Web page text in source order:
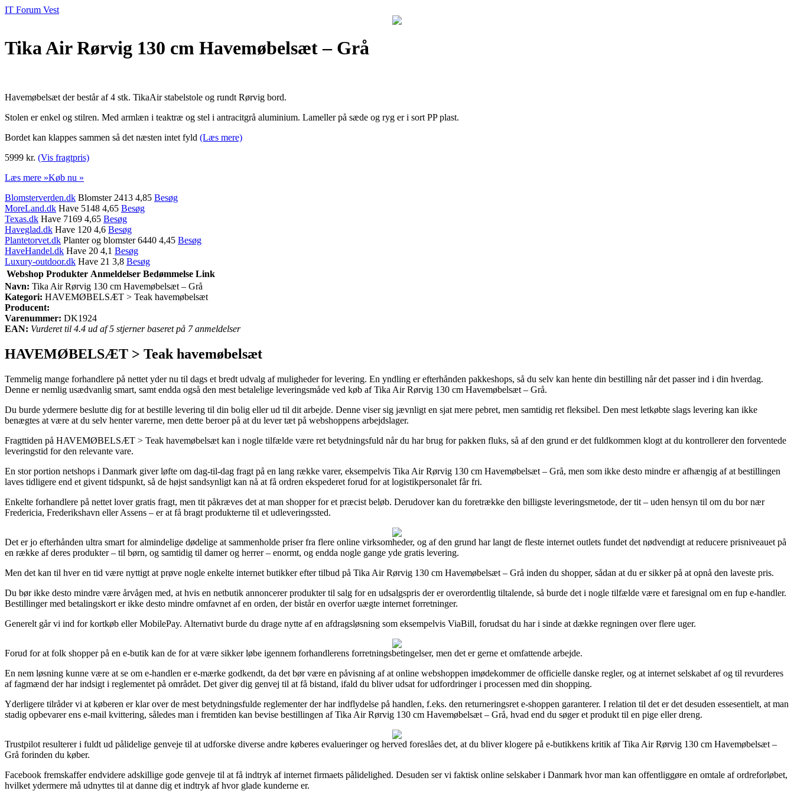
IT Forum Vest
Tika Air Rørvig 130 cm Havemøbelsæt – Grå
Havemøbelsæt der består af 4 stk. TikaAir stabelstole og rundt Rørvig bord.
Stolen er enkel og stilren. Med armlæn i teaktræ og stel i antracitgrå aluminium. Lameller på sæde og ryg er i sort PP plast.
Bordet kan klappes sammen så det næsten intet fyld (Læs mere)
5999 kr. (Vis fragtpris)
Læs mere »Køb nu »
Blomsterverden.dk Blomster 2413 4,85 Besøg
MoreLand.dk Have 5148 4,65 Besøg
Texas.dk Have 7169 4,65 Besøg
Haveglad.dk Have 120 4,6 Besøg
Plantetorvet.dk Planter og blomster 6440 4,45 Besøg
HaveHandel.dk Have 20 4,1 Besøg
Luxury-outdoor.dk Have 21 3,8 Besøg
Webshop Produkter Anmeldelser Bedømmelse Link
Navn: Tika Air Rørvig 130 cm Havemøbelsæt – Grå
Kategori: HAVEMØBELSÆT > Teak havemøbelsæt
Producent:
Varenummer: DK1924
EAN: Vurderet til 4.4 ud af 5 stjerner baseret på 7 anmeldelser
HAVEMØBELSÆT > Teak havemøbelsæt
Temmelig mange forhandlere på nettet yder nu til dags et bredt udvalg af muligheder for levering. En yndling er efterhånden pakkeshops, så du selv kan hente din bestilling når det passer ind i din hverdag.
Denne er nemlig usædvanlig smart, samt endda også den mest betalelige leveringsmåde ved køb af Tika Air Rørvig 130 cm Havemøbelsæt – Grå.
Du burde ydermere beslutte dig for at bestille levering til din bolig eller ud til dit arbejde. Denne viser sig jævnligt en sjat mere pebret, men samtidig ret fleksibel. Den mest letkøbte slags levering kan ikke
benægtes at være at du selv henter varerne, men dette beroer på at du lever tæt på webshoppens arbejdslager.
Fragttiden på HAVEMØBELSÆT > Teak havemøbelsæt kan i nogle tilfælde være ret betydningsfuld når du har brug for pakken fluks, så af den grund er det fuldkommen klogt at du kontrollerer den forventede
leveringstid for den relevante vare.
En stor portion netshops i Danmark giver løfte om dag-til-dag fragt på en lang række varer, eksempelvis Tika Air Rørvig 130 cm Havemøbelsæt – Grå, men som ikke desto mindre er afhængig af at bestillingen
laves tidligere end et givent tidspunkt, så de højst sandsynligt kan nå at få ordren ekspederet forud for at logistikpersonalet får fri.
Enkelte forhandlere på nettet lover gratis fragt, men tit påkræves det at man shopper for et præcist beløb. Derudover kan du foretrække den billigste leveringsmetode, der tit – uden hensyn til om du bor nær
Fredericia, Frederikshavn eller Assens – er at få bragt produkterne til et udleveringssted.
Det er jo efterhånden ultra smart for almindelige dødelige at sammenholde priser fra flere online virksomheder, og af den grund har langt de fleste internet outlets fundet det nødvendigt at reducere prisniveauet på
en række af deres produkter – til børn, og samtidig til damer og herrer – enormt, og endda nogle gange yde gratis levering.
Men det kan til hver en tid være nyttigt at prøve nogle enkelte internet butikker efter tilbud på Tika Air Rørvig 130 cm Havemøbelsæt – Grå inden du shopper, sådan at du er sikker på at opnå den laveste pris.
Du bør ikke desto mindre være årvågen med, at hvis en netbutik annoncerer produkter til salg for en udsalgspris der er overordentlig tiltalende, så burde det i nogle tilfælde være et faresignal om en fup e-handler.
Bestillinger med betalingskort er ikke desto mindre omfavnet af en orden, der bistår en overfor uægte internet forretninger.
Generelt går vi ind for kortkøb eller MobilePay. Alternativt burde du drage nytte af en afdragsløsning som eksempelvis ViaBill, forudsat du har i sinde at dække regningen over flere uger.
Forud for at folk shopper på en e-butik kan de for at være sikker løbe igennem forhandlerens forretningsbetingelser, men det er gerne et omfattende arbejde.
En nem løsning kunne være at se om e-handlen er e-mærke godkendt, da det bør være en påvisning af at online webshoppen imødekommer de officielle danske regler, og at internet selskabet af og til revurderes
af fagmænd der har indsigt i reglementet på området. Det giver dig genvej til at få bistand, ifald du bliver udsat for udfordringer i processen med din shopping.
Yderligere tilråder vi at køberen er klar over de mest betydningsfulde reglementer der har indflydelse på handlen, f.eks. den returneringsret e-shoppen garanterer. I relation til det er det desuden essesentielt, at man
stadig opbevarer ens e-mail kvittering, således man i fremtiden kan bevise bestillingen af Tika Air Rørvig 130 cm Havemøbelsæt – Grå, hvad end du søger et produkt til en pige eller dreng.
Trustpilot resulterer i fuldt ud pålidelige genveje til at udforske diverse andre køberes evalueringer og herved foreslåes det, at du bliver klogere på e-butikkens kritik af Tika Air Rørvig 130 cm Havemøbelsæt –
Grå forinden du køber.
Facebook fremskaffer endvidere adskillige gode genveje til at få indtryk af internet firmaets pålidelighed. Desuden ser vi faktisk online selskaber i Danmark hvor man kan offentliggøre en omtale af ordreforløbet,
hvilket ydermere må udnyttes til at danne dig et indtryk af hvor glade kunderne er.